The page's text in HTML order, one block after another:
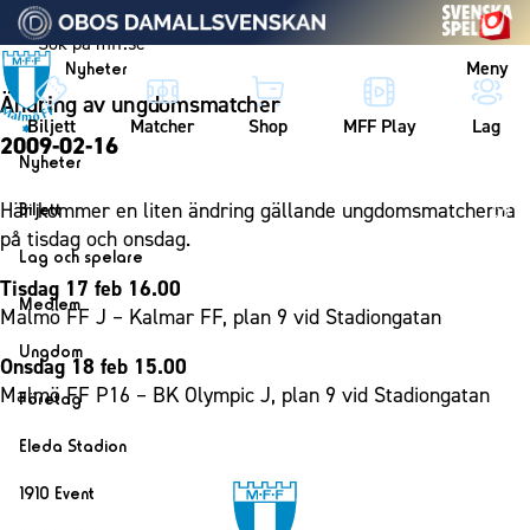
Vidare till innehållet
Nyheter Meny
Biljett Matcher Shop MFF Play Lag
Nyheter
Nyheter
Kalender
Biljett
Biljett
Årskort herr
Årskort dam
Mitt MFF
Biljetter till bortamatcher
Biljettvillkor
Lag och spelare
Lag
Herrlaget
Spelare
Ledarstab
Damlaget
Spelare
Medlem
Medlemskap i Malmö FF
Årsmöte 2026
Ungdom
MFF Ungdom
Fotbollsskolan
Företag
Bli företagspartner
Eleda Stadion
Eleda Stadion
1910 Event
Ändring av ungdomsmatcher
2009-02-16
Här kommer en liten ändring gällande ungdomsmatcherna
på tisdag och onsdag.
Tisdag 17 feb 16.00
Malmö FF J – Kalmar FF, plan 9 vid Stadiongatan
Onsdag 18 feb 15.00
Malmö FF P16 – BK Olympic J, plan 9 vid Stadiongatan